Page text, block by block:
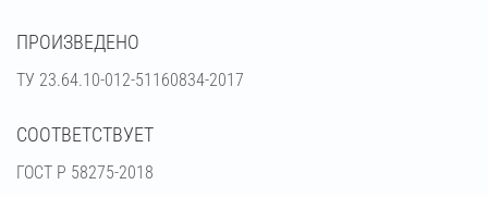
ПРОИЗВЕДЕНО
ТУ 23.64.10-012-51160834-2017
СООТВЕТСТВУЕТ
ГОСТ Р 58275-2018